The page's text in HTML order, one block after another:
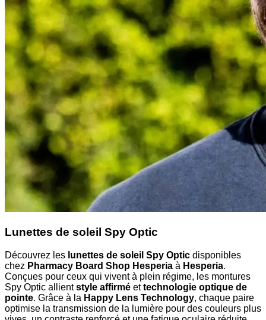
Lunettes de soleil Spy Optic
Découvrez les lunettes de soleil Spy Optic disponibles
chez Pharmacy Board Shop Hesperia à Hesperia.
Conçues pour ceux qui vivent à plein régime, les montures
Spy Optic allientstyle affirmé ettechnologie optique de
pointe. Grâce à la Happy Lens Technology, chaque paire
optimise la transmission de la lumière pour des couleurs plus